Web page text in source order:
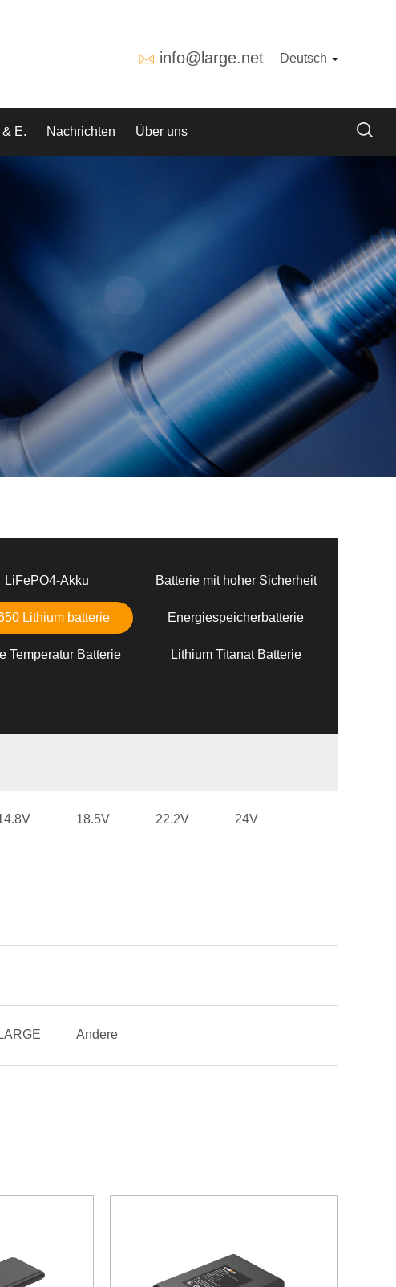
info@large.net Deutsch
& E. Nachrichten Über uns
LiFePO4-Akku Batterie mit hoher Sicherheit
Lithium batterie Energiespeicherbatterie
Temperatur Batterie Lithium Titanat Batterie
18.5V 22.2V 24V
LARGE Andere